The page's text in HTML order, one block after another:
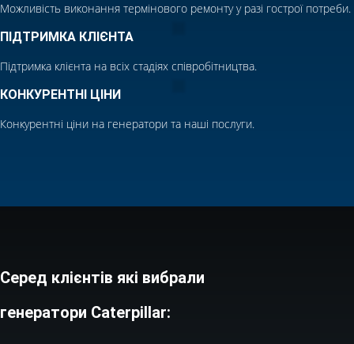
Можливість виконання термінового ремонту у разі гострої потреби.
ПІДТРИМКА КЛІЄНТА
Підтримка клієнта на всіх стадіях співробітництва.
КОНКУРЕНТНІ ЦІНИ
Конкурентні ціни на генератори та наші послуги.
Серед клієнтів які вибрали
генератори Caterpillar: